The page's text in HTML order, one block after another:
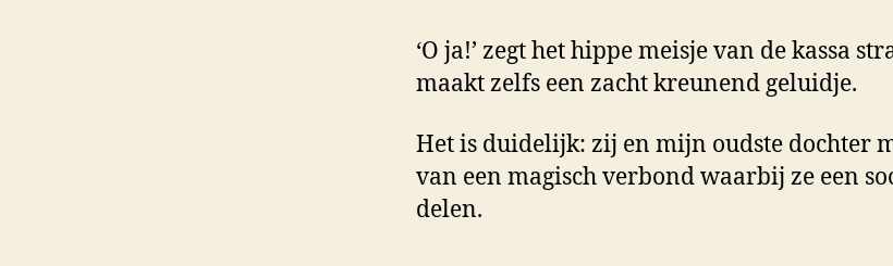
‘O ja!’ zegt het hippe meisje van de kassa
maakt zelfs een zacht kreunend geluidje.
Het is duidelijk: zij en mijn oudste dochter
van een magisch verbond waarbij ze een
delen.